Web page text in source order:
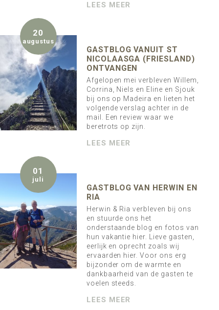
LEES MEER
20
augustus
GASTBLOG VANUIT ST
NICOLAASGA (FRIESLAND)
ONTVANGEN
Afgelopen mei verbleven Willem,
Corrina, Niels en Eline en Sjouk
bij ons op Madeira en lieten het
volgende verslag achter in de
mail. Een review waar we
beretrots op zijn.
LEES MEER
01
juli
GASTBLOG VAN HERWIN EN
RIA
Herwin & Ria verbleven bij ons
en stuurde ons het
onderstaande blog en fotos van
hun vakantie hier. Lieve gasten,
eerlijk en oprecht zoals wij
ervaarden hier. Voor ons erg
bijzonder om de warmte en
dankbaarheid van de gasten te
voelen steeds.
LEES MEER